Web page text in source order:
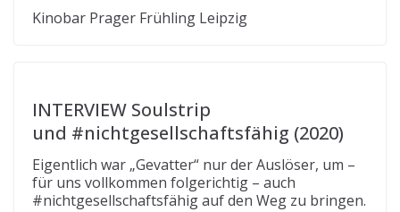
Kinobar Prager Frühling Leipzig
INTERVIEW Soulstrip
und #nichtgesellschaftsfähig (2020)
Eigentlich war „Gevatter“ nur der Auslöser, um –
für uns vollkommen folgerichtig – auch
#nichtgesellschaftsfähig auf den Weg zu bringen.